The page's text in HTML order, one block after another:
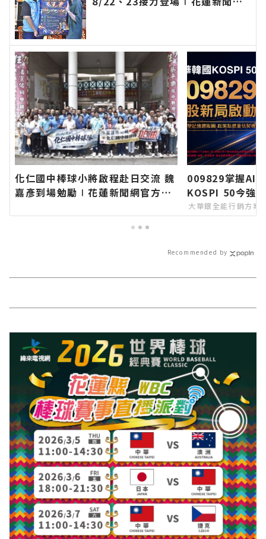
化仁國中棒球小將啟程赴日交流 魏
嘉彥到場勉勵∣花蓮新聞網官方網
導 最新的在地資訊！
009829掌握AI
KOSPI 50今強
大華銀全能行銷方案
Recommended by